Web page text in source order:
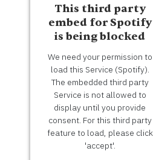
This third party
embed for Spotify
is being blocked
We need your permission to
load this Service (Spotify).
The embedded third party
Service is not allowed to
display until you provide
consent. For this third party
feature to load, please click
'accept'.